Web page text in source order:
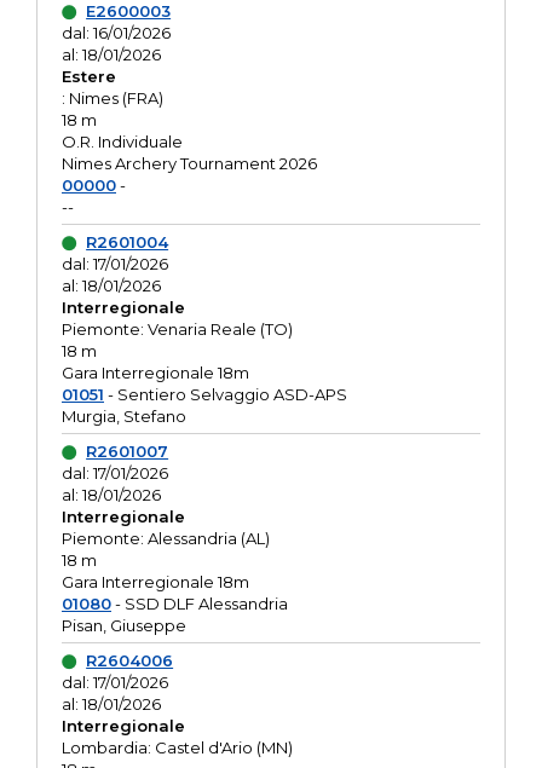
E2600003
dal: 16/01/2026
al: 18/01/2026
Estere
: Nimes (FRA)
18 m
O.R. Individuale
Nimes Archery Tournament 2026
00000-
--
R2601004
dal: 17/01/2026
al: 18/01/2026
Interregionale
Piemonte: Venaria Reale (TO)
18 m
Gara Interregionale 18m
01051 - Sentiero Selvaggio ASD-APS
Murgia, Stefano
R2601007
dal: 17/01/2026
al: 18/01/2026
Interregionale
Piemonte: Alessandria (AL)
18 m
Gara Interregionale 18m
01080- SSD DLF Alessandria
Pisan, Giuseppe
R2604006
dal: 17/01/2026
al: 18/01/2026
Interregionale
Lombardia: Castel d'Ario (MN)